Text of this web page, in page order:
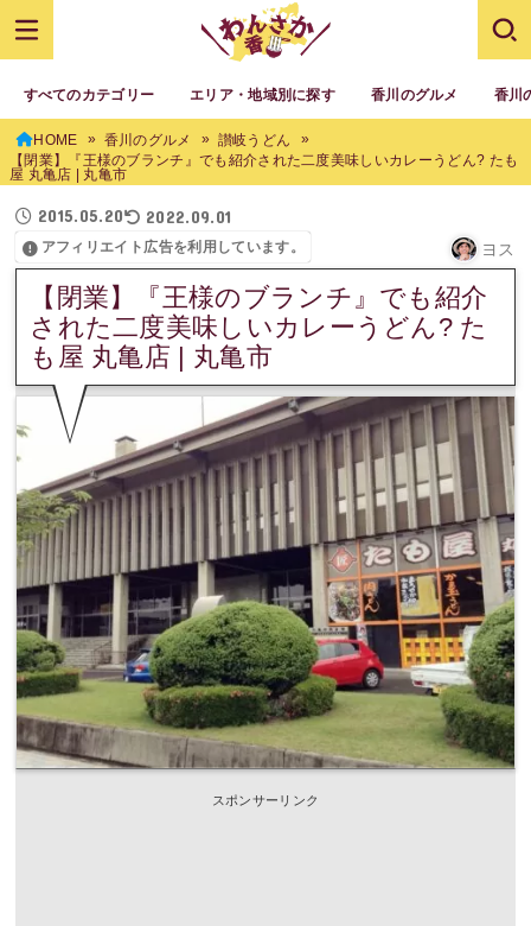
すべてのカテゴリー エリア・地域別に探す 香川のグルメ 香川
HOME 香川のグルメ
讃岐うどん
【閉業】『王様のブランチ』でも紹介された二度美味しいカレーうどん? たも
屋 丸亀店 | 丸亀市
2015.05.20 2022.09.01
アフィリエイト広告を利用しています。 ヨス
【閉業】『王様のブランチ』でも紹介
された二度美味しいカレーうどん? た
も屋 丸亀店 | 丸亀市
スポンサーリンク